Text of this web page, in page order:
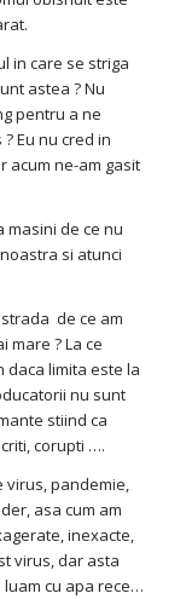
in care se striga
astea ? Nu
pentru a ne
Eu nu cred in
acum ne-am gasit
masini de ce nu
si atunci
de ce am
mare ? La ce
daca limita este la
nu sunt
stiind ca
corupti ….
virus, pandemie,
asa cum am
inexacte,
virus, dar asta
luam cu apa rece…